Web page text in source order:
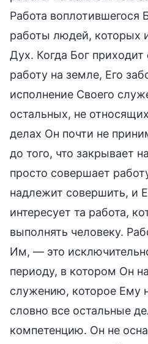
Работа воплотившегося
работы людей, которых
Дух. Когда Бог
работу на земле, Его
исполнение Своего
остальных, не
делах Он почти не
до того, что закрывает
просто совершает
надлежит совершить, и
интересует та работа,
выполнять человеку.
Им, — это
периоду, в котором Он
служению, которое Ему
словно все остальные
компетенцию. Он не